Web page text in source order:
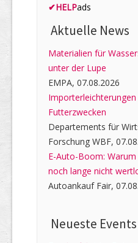
✔HELPads
Aktuelle News
Materialien für
unter der Lupe
EMPA, 07.08.2026
Futterzwecken
Departements für
Forschung WBF,
E-Auto-Boom:
noch lange nicht
Autoankauf Fair,
Neueste Events